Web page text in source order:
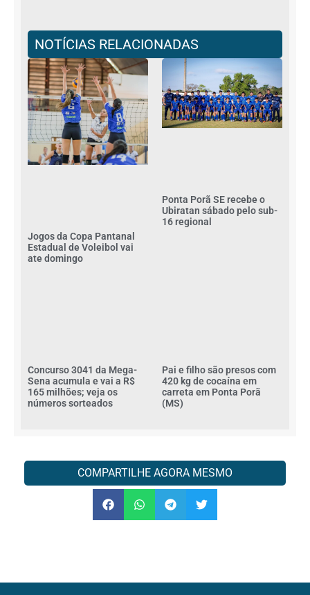
NOTÍCIAS RELACIONADAS
Jogos da Copa Pantanal
Estadual de Voleibol vai
ate domingo
Ponta Porã SE recebe o
Ubiratan sábado pelo sub-
16 regional
Concurso 3041 da Mega-
Sena acumula e vai a R$
165 milhões; veja os
números sorteados
Pai e filho são presos com
420 kg de cocaína em
carreta em Ponta Porã
(MS)
COMPARTILHE AGORA MESMO